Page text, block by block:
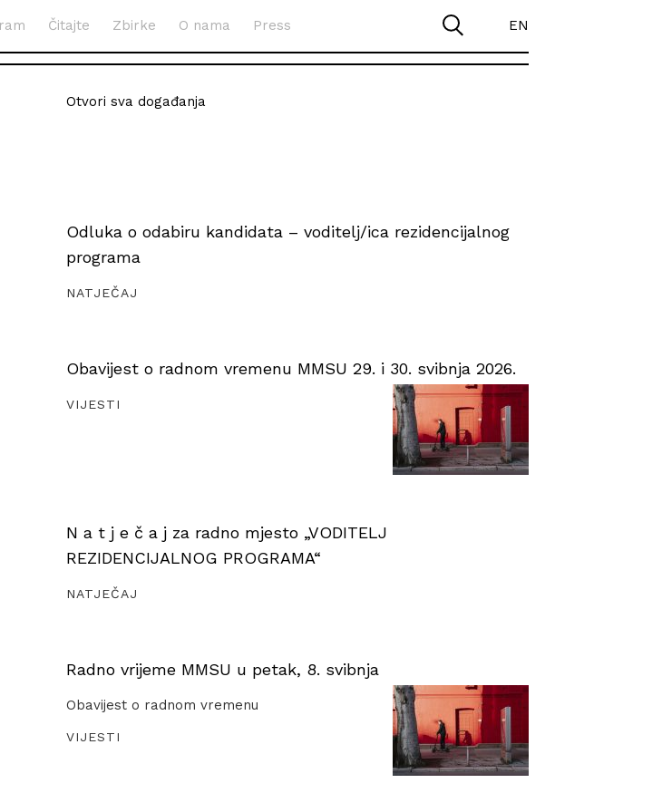
Čitajte Zbirke O nama Press EN
Otvori sva događanja
Odluka o odabiru kandidata – voditelj/ica rezidencijalnog
programa
NATJEČAJ
Obavijest o radnom vremenu MMSU 29. i 30. svibnja 2026.
VIJESTI
N a t j e č a j za radno mjesto „VODITELJ
REZIDENCIJALNOG PROGRAMA“
NATJEČAJ
Radno vrijeme MMSU u petak, 8. svibnja
Obavijest o radnom vremenu
VIJESTI